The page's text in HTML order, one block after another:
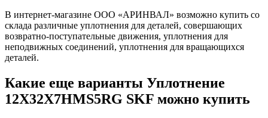
В интернет-магазине ООО «АРИНВАЛ» возможно купить со
склада различные уплотнения для деталей, совершающих
возвратно-поступательные движения, уплотнения для
неподвижных соединений, уплотнения для вращающихся
деталей.
Какие еще варианты Уплотнение
12X32X7HMS5RG SKF можно купить